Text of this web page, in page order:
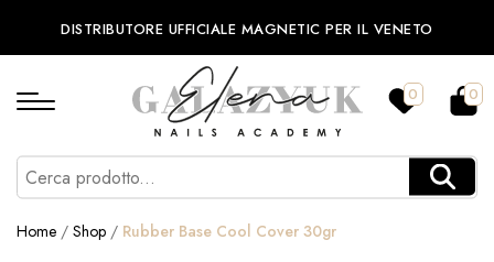
DISTRIBUTORE UFFICIALE MAGNETIC PER IL VENETO
0 0
Home / Shop / Rubber Base Cool Cover 30gr